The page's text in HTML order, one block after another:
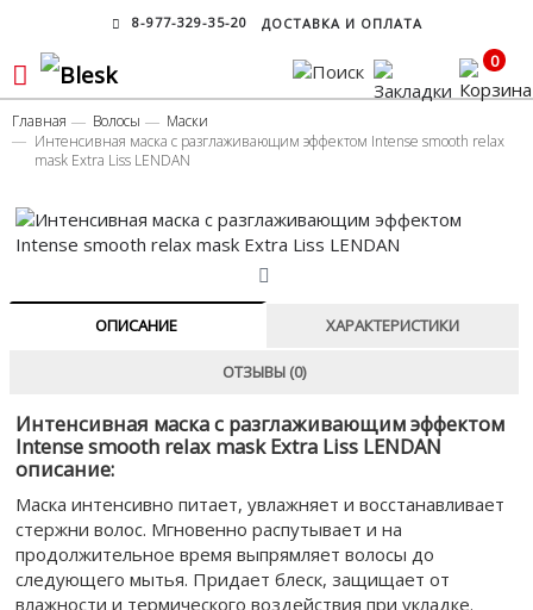
8-977-329-35-20 ДОСТАВКА И ОПЛАТА
0
Главная Волосы
Маски
Интенсивная маска с разглаживающим эффектом Intense smooth relax
mask Extra Liss LENDAN
ОПИСАНИЕ ХАРАКТЕРИСТИКИ
ОТЗЫВЫ (0)
Интенсивная маска с разглаживающим эффектом
Intense smooth relax mask Extra Liss LENDAN
описание:
Маска интенсивно питает, увлажняет и восстанавливает
стержни волос. Мгновенно распутывает и на
продолжительное время выпрямляет волосы до
следующего мытья. Придает блеск, защищает от
влажности и термического воздействия при укладке.